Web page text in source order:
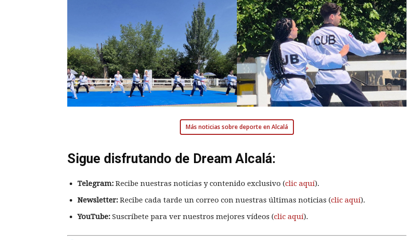
Más noticias sobre deporte en Alcalá
Sigue disfrutando de Dream Alcalá:
Telegram: Recibe nuestras noticias y contenido exclusivo (clic aquí).
Newsletter: Recibe cada tarde un correo con nuestras últimas noticias (clic aquí).
YouTube: Suscríbete para ver nuestros mejores vídeos (clic aquí).